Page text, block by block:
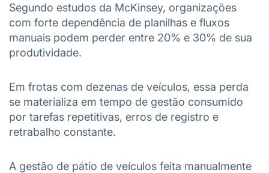
Segundo estudos da McKinsey, organizações
com forte dependência de planilhas e fluxos
manuais podem perder entre 20% e 30% de sua
produtividade.
Em frotas com dezenas de veículos, essa perda
se materializa em tempo de gestão consumido
por tarefas repetitivas, erros de registro e
retrabalho constante.
A gestão de pátio de veículos feita manualmente